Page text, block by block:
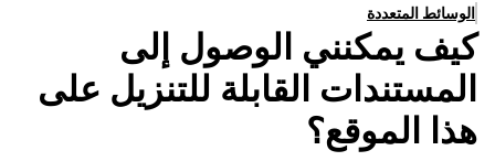
الوسائط المتعددة
كيف يمكنني الوصول إلى
المستندات القابلة للتنزيل على
هذا الموقع؟